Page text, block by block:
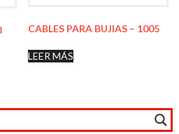
CABLES PARA BUJIAS – 1005
LEER MÁS